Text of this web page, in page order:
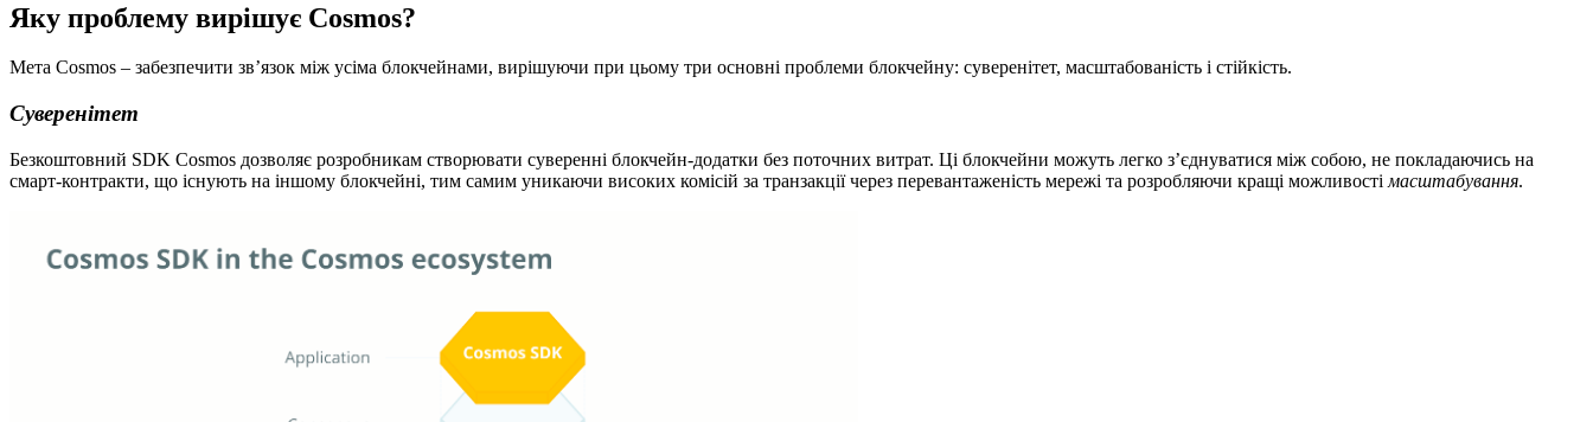
Яку проблему вирішує Cosmos?
Мета Cosmos – забезпечити зв’язок між усіма блокчейнами, вирішуючи при цьому три основні проблеми блокчейну: суверенітет, масштабованість і стійкість.
Суверенітет
Безкоштовний SDK Cosmos дозволяє розробникам створювати суверенні блокчейн-додатки без поточних витрат. Ці блокчейни можуть легко з’єднуватися між собою, не покладаючись на
смарт-контракти, що існують на іншому блокчейні, тим самим уникаючи високих комісій за транзакції через перевантаженість мережі та розробляючи кращі можливості масштабування.